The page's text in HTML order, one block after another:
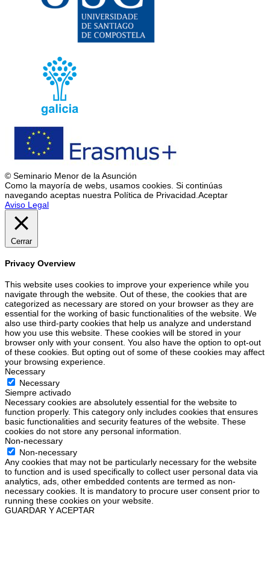
© Seminario Menor de la Asunción
Como la mayoría de webs, usamos cookies. Si continúas
navegando aceptas nuestra Política de Privacidad. Aceptar
Aviso Legal
Cerrar
Privacy Overview
This website uses cookies to improve your experience while you
navigate through the website. Out of these, the cookies that are
categorized as necessary are stored on your browser as they are
essential for the working of basic functionalities of the website. We
also use third-party cookies that help us analyze and understand
how you use this website. These cookies will be stored in your
browser only with your consent. You also have the option to opt-out
of these cookies. But opting out of some of these cookies may affect
your browsing experience.
Necessary
Necessary
Siempre activado
Necessary cookies are absolutely essential for the website to
function properly. This category only includes cookies that ensures
basic functionalities and security features of the website. These
cookies do not store any personal information.
Non-necessary
Non-necessary
Any cookies that may not be particularly necessary for the website
to function and is used specifically to collect user personal data via
analytics, ads, other embedded contents are termed as non-
necessary cookies. It is mandatory to procure user consent prior to
running these cookies on your website.
GUARDAR Y ACEPTAR